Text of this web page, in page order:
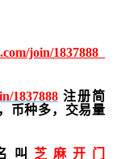
join/1837888
1837888注册简
币种多，交易量
叫 芝麻开门